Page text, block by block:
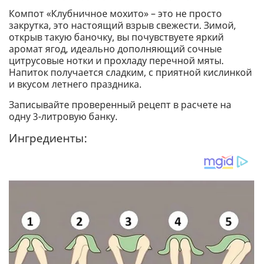
Компот «Клубничное мохито» – это не просто
закрутка, это настоящий взрыв свежести. Зимой,
открыв такую ​​баночку, вы почувствуете яркий
аромат ягод, идеально дополняющий сочные
цитрусовые нотки и прохладу перечной мяты.
Напиток получается сладким, с приятной кислинкой
и вкусом летнего праздника.
Записывайте проверенный рецепт в расчете на
одну 3-литровую банку.
Ингредиенты: